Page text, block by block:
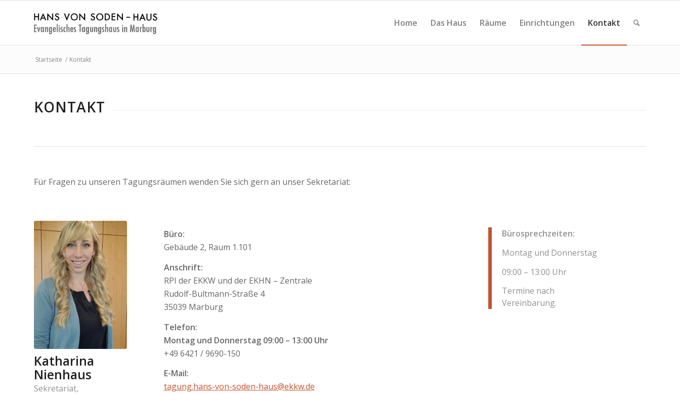
Home Das Haus Räume Einrichtungen Kontakt
Startseite / Kontakt
KONTAKT
Für Fragen zu unseren Tagungsräumen wenden Sie sich gern an unser Sekretariat:
Katharina
Nienhaus
Sekretariat,
Büro:
Gebäude 2, Raum 1.101
Anschrift:
RPI der EKKW und der EKHN – Zentrale
Rudolf-Bultmann-Straße 4
35039 Marburg
Telefon:
Montag und Donnerstag 09:00 – 13:00 Uhr
+49 6421 / 9690-150
E-Mail:
tagung.hans-von-soden-haus@ekkw.de
Bürosprechzeiten:
Montag und Donnerstag
09:00 – 13:00 Uhr
Termine nach
Vereinbarung.